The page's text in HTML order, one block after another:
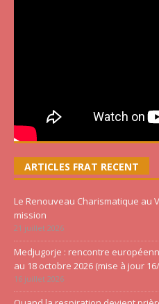
ARTICLES FRAT RECENT
Le Renouveau Charismatique au
mission
21 juillet 2026
Medjugorje : rencontre
au 18 octobre 2026 (mise à jour
16 juillet 2026